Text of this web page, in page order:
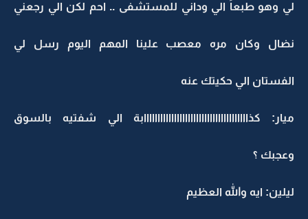
لي وهو طبعاً الي وداني للمستشفى .. احم لكن الي رجعني
نضال وكان مره معصب علينا المهم اليوم رسل لي
الفستان الي حكيتك عنه
ميار: كذاااااااااااااااااااااااااااااااااااااابة الي شفتيه بالسوق
وعجبك ؟
ليلين: ايه والله العظيم